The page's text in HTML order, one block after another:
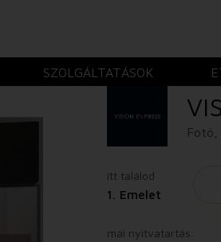
SZOLGÁLTATÁSOK
itt találod
1. Emelet
mai nyitvatartás: